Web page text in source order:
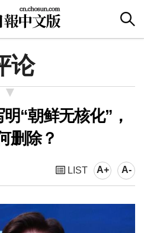
论
“朝鲜无核化”，
删除？
LIST A+ A-